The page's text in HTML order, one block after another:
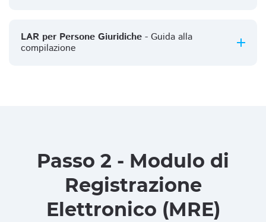
LAR per Persone Giuridiche - Guida alla
compilazione
Passo 2 - Modulo di
Registrazione
Elettronico (MRE)